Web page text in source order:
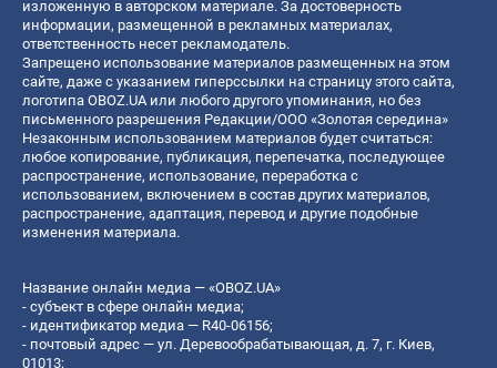
изложенную в авторском материале. За достоверность
информации, размещенной в рекламных материалах,
ответственность несет рекламодатель.
Запрещено использование материалов размещенных на этом
сайте, даже с указанием гиперссылки на страницу этого сайта,
логотипа OBOZ.UA или любого другого упоминания, но без
письменного разрешения Редакции/ООО «Золотая середина»
Незаконным использованием материалов будет считаться:
любое копирование, публикация, перепечатка, последующее
распространение, использование, переработка с
использованием, включением в состав других материалов,
распространение, адаптация, перевод и другие подобные
изменения материала.
Название онлайн медиа — «OBOZ.UA»
- субъект в сфере онлайн медиа;
- идентификатор медиа — R40-06156;
- почтовый адрес — ул. Деревообрабатывающая, д. 7, г. Киев,
01013;